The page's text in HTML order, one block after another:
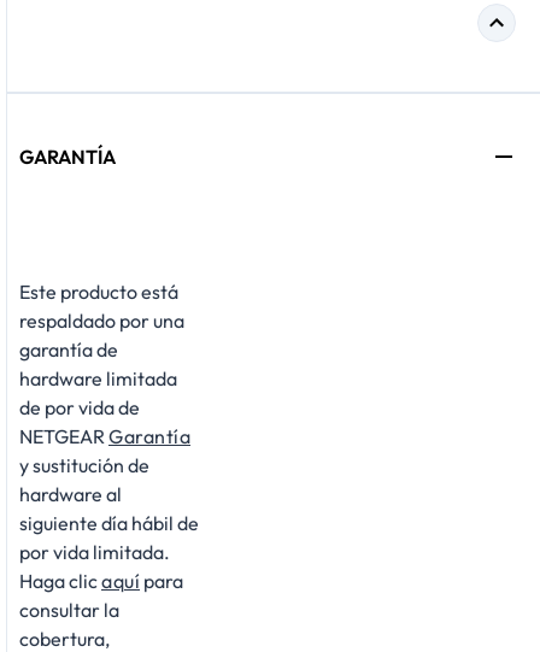
GARANTÍA
Este producto está
respaldado por una
garantía de
hardware limitada
de por vida de
NETGEAR Garantía
y sustitución de
hardware al
siguiente día hábil de
por vida limitada.
Haga clicaquí para
consultar la
cobertura,